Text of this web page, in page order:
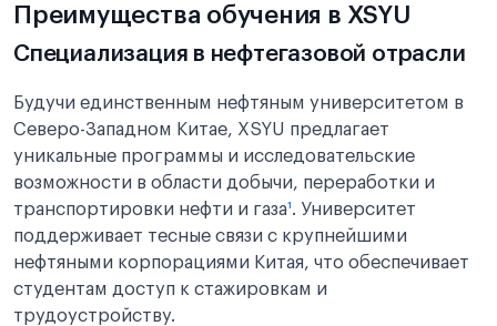
Преимущества обучения в XSYU
Специализация в нефтегазовой отрасли
Будучи единственным нефтяным университетом в
Северо-Западном Китае, XSYU предлагает
уникальные программы и исследовательские
возможности в области добычи, переработки и
транспортировки нефти и газа¹. Университет
поддерживает тесные связи с крупнейшими
нефтяными корпорациями Китая, что обеспечивает
студентам доступ к стажировкам и
трудоустройству.